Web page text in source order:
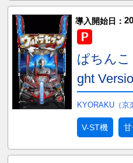
導入開始日：
ぱちん
ght
KYORAKU（京
V-ST機